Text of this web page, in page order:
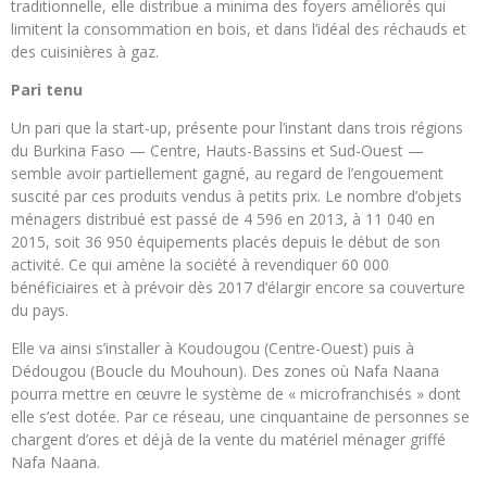
traditionnelle, elle distribue a minima des foyers améliorés qui
limitent la consommation en bois, et dans l’idéal des réchauds et
des cuisinières à gaz.
Pari tenu
Un pari que la start-up, présente pour l’instant dans trois régions
du Burkina Faso — Centre, Hauts-Bassins et Sud-Ouest —
semble avoir partiellement gagné, au regard de l’engouement
suscité par ces produits vendus à petits prix. Le nombre d’objets
ménagers distribué est passé de 4 596 en 2013, à 11 040 en
2015, soit 36 950 équipements placés depuis le début de son
activité. Ce qui amène la société à revendiquer 60 000
bénéficiaires et à prévoir dès 2017 d’élargir encore sa couverture
du pays.
Elle va ainsi s’installer à Koudougou (Centre-Ouest) puis à
Dédougou (Boucle du Mouhoun). Des zones où Nafa Naana
pourra mettre en œuvre le système de « microfranchisés » dont
elle s’est dotée. Par ce réseau, une cinquantaine de personnes se
chargent d’ores et déjà de la vente du matériel ménager griffé
Nafa Naana.